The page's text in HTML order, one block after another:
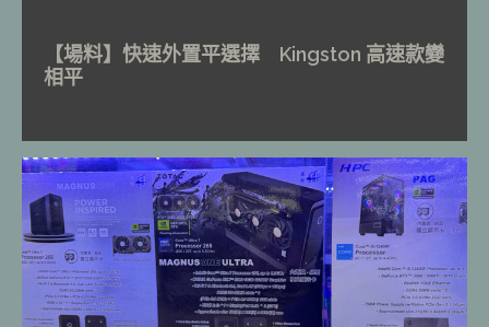
【場料】快速外置平選擇 Kingston 高速款變
相平